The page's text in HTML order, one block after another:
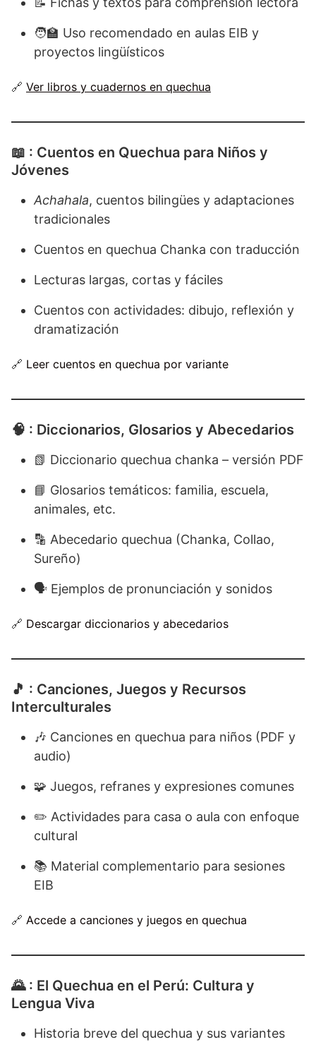
🧑‍🏫 Uso recomendado en aulas EIB y
proyectos lingüísticos
🔗 Ver libros y cuadernos en quechua
📖 : Cuentos en Quechua para Niños y
Jóvenes
Achahala, cuentos bilingües y adaptaciones
tradicionales
Cuentos en quechua Chanka con traducción
Lecturas largas, cortas y fáciles
Cuentos con actividades: dibujo, reflexión y
dramatización
🔗 Leer cuentos en quechua por variante
🧠 : Diccionarios, Glosarios y Abecedarios
📗 Diccionario quechua chanka – versión PDF
📘 Glosarios temáticos: familia, escuela,
animales, etc.
🔡 Abecedario quechua (Chanka, Collao,
Sureño)
🗣️ Ejemplos de pronunciación y sonidos
🔗 Descargar diccionarios y abecedarios
🎵 : Canciones, Juegos y Recursos
Interculturales
🎶 Canciones en quechua para niños (PDF y
audio)
🧩 Juegos, refranes y expresiones comunes
✏️ Actividades para casa o aula con enfoque
cultural
📚 Material complementario para sesiones
EIB
🔗 Accede a canciones y juegos en quechua
🌄 : El Quechua en el Perú: Cultura y
Lengua Viva
Historia breve del quechua y sus variantes